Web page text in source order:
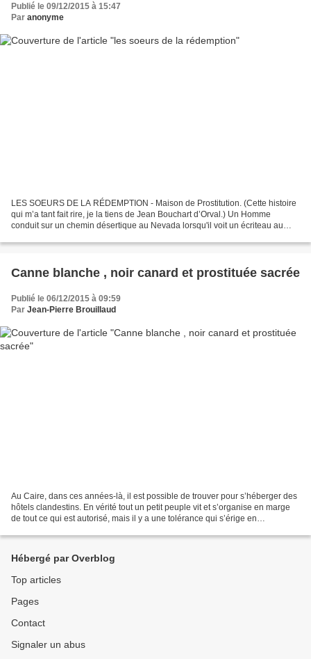
Publié le 09/12/2015 à 15:47
Par anonyme
LES SOEURS DE LA RÉDEMPTION - Maison de Prostitution. (Cette histoire
qui m’a tant fait rire, je la tiens de Jean Bouchart d’Orval.) Un Homme
conduit sur un chemin désertique au Nevada lorsqu'il voit un écriteau au
Canne blanche , noir canard et prostituée sacrée
Publié le 06/12/2015 à 09:59
Par Jean-Pierre Brouillaud
Au Caire, dans ces années-là, il est possible de trouver pour s’héberger des
hôtels clandestins. En vérité tout un petit peuple vit et s’organise en marge
de tout ce qui est autorisé, mais il y a une tolérance qui s’érige en
Hébergé par Overblog
Top articles
Pages
Contact
Signaler un abus